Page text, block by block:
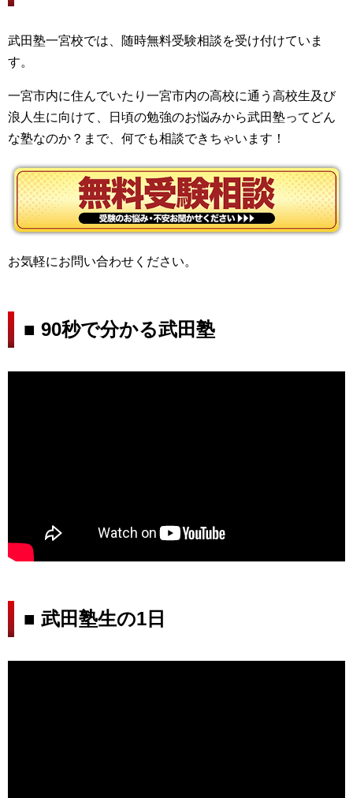
武田塾一宮校では、随時無料受験相談を受け付けていま
す。
一宮市内に住んでいたり一宮市内の高校に通う高校生及び
浪人生に向けて、日頃の勉強のお悩みから武田塾ってどん
な塾なのか？まで、何でも相談できちゃいます！
お気軽にお問い合わせください。
■ 90秒で分かる武田塾
■ 武田塾生の1日